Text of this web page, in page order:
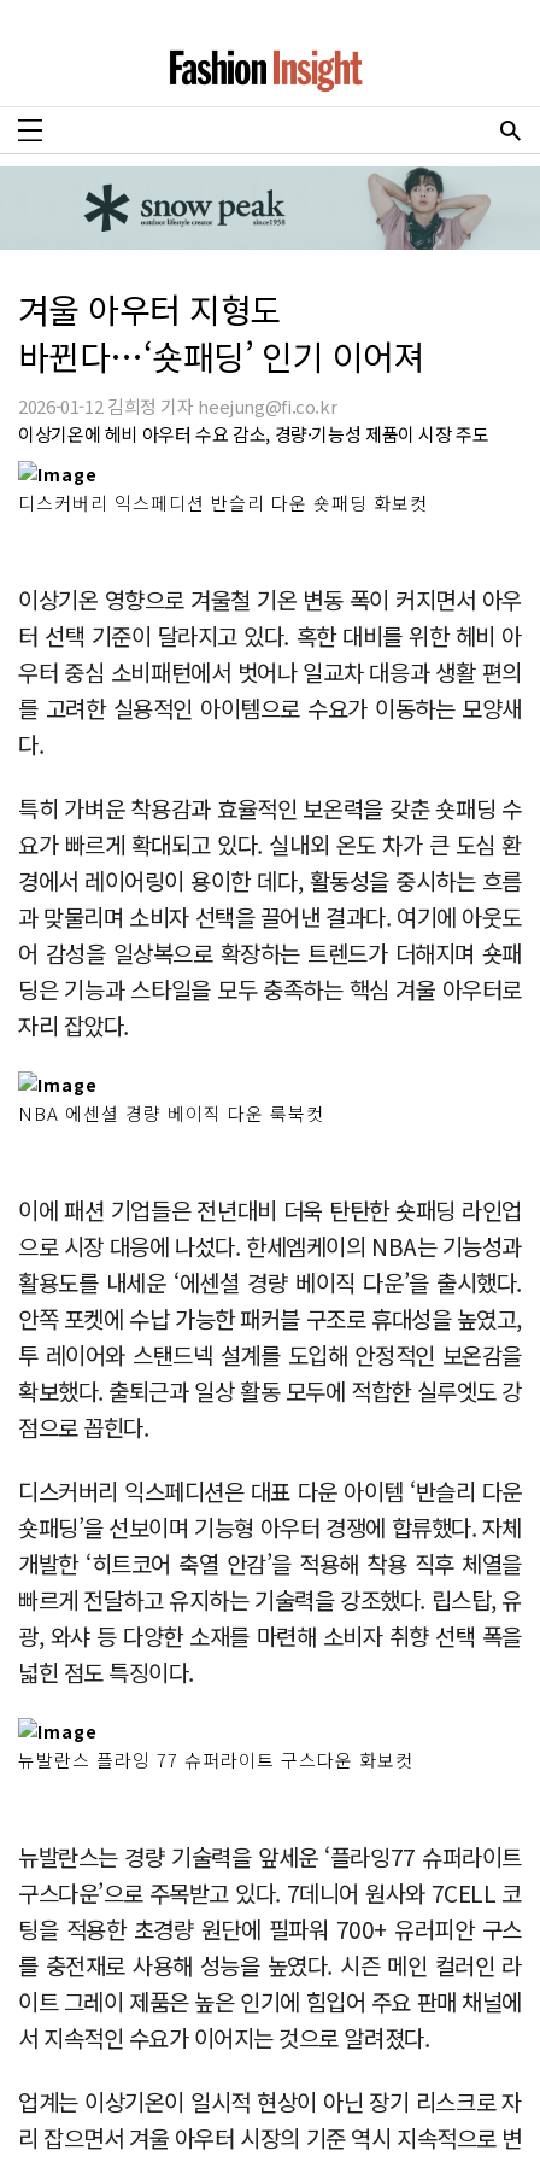
겨울 아우터 지형도
바뀐다…‘숏패딩’ 인기 이어져
2026-01-12 김희정 기자 heejung@fi.co.kr
이상기온에 헤비 아우터 수요 감소, 경량·기능성 제품이 시장 주도
디스커버리 익스페디션 반슬리 다운 숏패딩 화보컷
이상기온 영향으로 겨울철 기온 변동 폭이 커지면서 아우
터 선택 기준이 달라지고 있다. 혹한 대비를 위한 헤비 아
우터 중심 소비패턴에서 벗어나 일교차 대응과 생활 편의
를 고려한 실용적인 아이템으로 수요가 이동하는 모양새
다.
특히 가벼운 착용감과 효율적인 보온력을 갖춘 숏패딩 수
요가 빠르게 확대되고 있다. 실내외 온도 차가 큰 도심 환
경에서 레이어링이 용이한 데다, 활동성을 중시하는 흐름
과 맞물리며 소비자 선택을 끌어낸 결과다. 여기에 아웃도
어 감성을 일상복으로 확장하는 트렌드가 더해지며 숏패
딩은 기능과 스타일을 모두 충족하는 핵심 겨울 아우터로
자리 잡았다.
NBA 에센셜 경량 베이직 다운 룩북컷
이에 패션 기업들은 전년대비 더욱 탄탄한 숏패딩 라인업
으로 시장 대응에 나섰다. 한세엠케이의 NBA는 기능성과
활용도를 내세운 ‘에센셜 경량 베이직 다운’을 출시했다.
안쪽 포켓에 수납 가능한 패커블 구조로 휴대성을 높였고,
투 레이어와 스탠드넥 설계를 도입해 안정적인 보온감을
확보했다. 출퇴근과 일상 활동 모두에 적합한 실루엣도 강
점으로 꼽힌다.
디스커버리 익스페디션은 대표 다운 아이템 ‘반슬리 다운
숏패딩’을 선보이며 기능형 아우터 경쟁에 합류했다. 자체
개발한 ‘히트코어 축열 안감’을 적용해 착용 직후 체열을
빠르게 전달하고 유지하는 기술력을 강조했다. 립스탑, 유
광, 와샤 등 다양한 소재를 마련해 소비자 취향 선택 폭을
넓힌 점도 특징이다.
뉴발란스 플라잉 77 슈퍼라이트 구스다운 화보컷
뉴발란스는 경량 기술력을 앞세운 ‘플라잉77 슈퍼라이트
구스다운’으로 주목받고 있다. 7데니어 원사와 7CELL 코
팅을 적용한 초경량 원단에 필파워 700+ 유러피안 구스
를 충전재로 사용해 성능을 높였다. 시즌 메인 컬러인 라
이트 그레이 제품은 높은 인기에 힘입어 주요 판매 채널에
서 지속적인 수요가 이어지는 것으로 알려졌다.
업계는 이상기온이 일시적 현상이 아닌 장기 리스크로 자
리 잡으면서 겨울 아우터 시장의 기준 역시 지속적으로 변